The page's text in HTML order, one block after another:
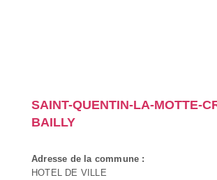
SAINT-QUENTIN-LA-MOTTE-
BAILLY
Adresse de la commune :
HOTEL DE VILLE